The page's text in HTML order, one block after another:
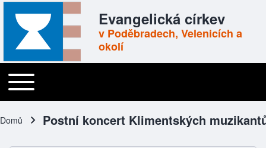
Evangelická církev
v Poděbradech, Velenicích a
okolí
Main navigation
Toggle main menu
Domů Postní koncert Klimentských